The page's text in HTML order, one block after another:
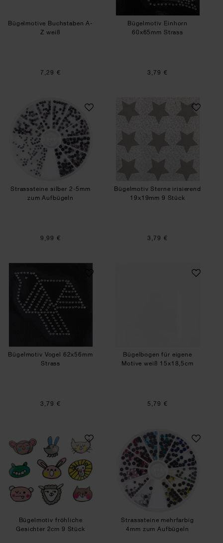
Bügelmotive Buchstaben A-
Z weiß
7,29 €
Bügelmotiv Einhorn
60x65mm Strass
3,79 €
Strasssteine silber 2-5mm zum Aufbügeln
Strasssteine silber 2-5mm
zum Aufbügeln
9,99 €
Bügelmotiv
Bügelmotiv Sterne irisierend
19x19mm 9 Stück
3,79 €
Bügelmotiv Vogel 62x56mm
Strass
3,79 €
Bügelbogen für
Bügelbogen für eigene
Motive weiß 15x18,5cm
5,79 €
Bügelmotiv fröhliche Gesichter 2cm 9 Stück
Bügelmotiv fröhliche
Gesichter 2cm 9 Stück
Strasssteine
Strasssteine mehrfarbig
4mm zum Aufbügeln